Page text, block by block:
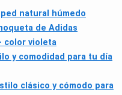
natural húmedo
de Adidas
color violeta
y comodidad para tu día
clásico y cómodo para